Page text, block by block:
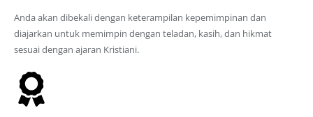
Anda akan dibekali dengan keterampilan kepemimpinan dan
diajarkan untuk memimpin dengan teladan, kasih, dan hikmat
sesuai dengan ajaran Kristiani.